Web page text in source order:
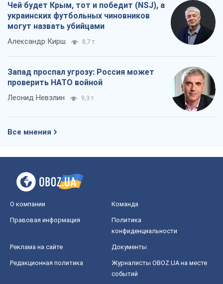
Чей будет Крым, тот и победит (NSJ), а
украинских футбольных чиновников
могут назвать убийцами
Александр Кирш 8,7 т.
Запад проспал угрозу: Россия может
проверить НАТО войной
Леонид Невзлин 9,3 т.
Все мнения
О компании Команда
Правовая информация
Политика
конфиденциальности
Реклама на сайте Документы
Редакционная политика
Журналисты OBOZ.UA на месте
событий